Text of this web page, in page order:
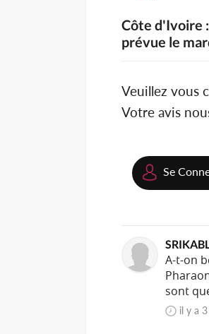
Côte d'Ivoire
prévue le
Veuillez vous
Votre avis
Se
A-t-on
sont
il y a